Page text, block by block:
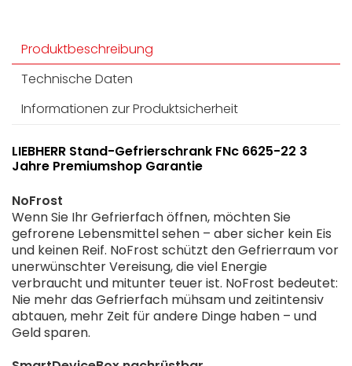
Produktbeschreibung
Technische Daten
Informationen zur Produktsicherheit
LIEBHERR Stand-Gefrierschrank FNc 6625-22 3
Jahre Premiumshop Garantie
NoFrost
Wenn Sie Ihr Gefrierfach öffnen, möchten Sie
gefrorene Lebensmittel sehen – aber sicher kein Eis
und keinen Reif. NoFrost schützt den Gefrierraum vor
unerwünschter Vereisung, die viel Energie
verbraucht und mitunter teuer ist. NoFrost bedeutet:
Nie mehr das Gefrierfach mühsam und zeitintensiv
abtauen, mehr Zeit für andere Dinge haben – und
Geld sparen.